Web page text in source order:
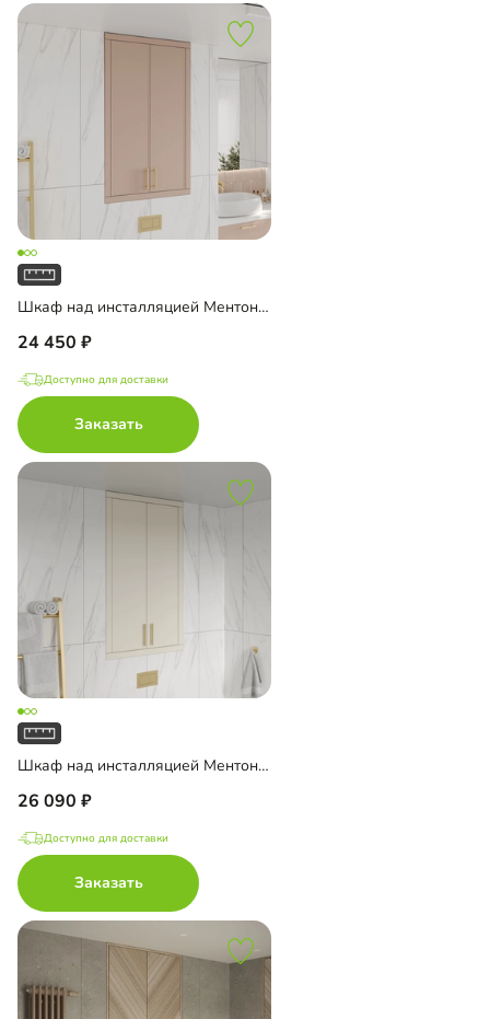
Шкаф над инсталляцией Ментон-4
24 450
Доступно для доставки
Заказать
Шкаф над инсталляцией Ментон-2
26 090
Доступно для доставки
Заказать